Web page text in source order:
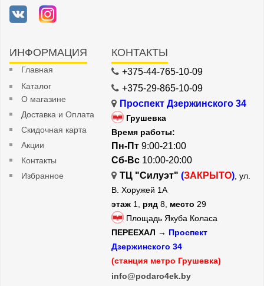
ИНФОРМАЦИЯ
Главная
Каталог
О магазине
Доставка и Оплата
Скидочная карта
Акции
Контакты
Избранное
КОНТАКТЫ
+375-44-765-10-09
+375-29-865-10-09
Проспект Дзержинского 34
Грушевка
Время работы:
Пн-Пт 9:00-21:00
Сб-Вс 10:00-20:00
ТЦ "Силуэт" (ЗАКРЫТО), ул.
В. Хоружей 1А
этаж 1, ряд 8, место 29
Площадь Якуба Коласа
ПЕРЕЕХАЛ → Проспект
Дзержинского 34
(станция метро Грушевка)
info@podaro4ek.by